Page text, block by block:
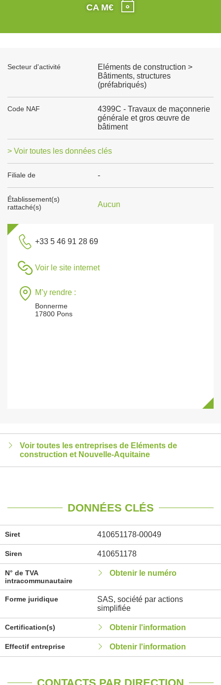
CA M€
Secteur d'activité
Eléments de construction >
Bâtiments, structures
(préfabriqués)
Code NAF
4399C - Travaux de maçonnerie
générale et gros œuvre de
bâtiment
> Voir toutes les données clés
Filiale de -
Établissement(s)
rattaché(s)
Aucun
+33 5 46 91 28 69
Voir le site internet
M’y rendre :
Bonnerme
17800 Pons
Voir toutes les entreprises de Eléments de
construction et Nouvelle-Aquitaine
DONNÉES CLÉS
Siret 410651178-00049
Siren 410651178
N° de TVA
intracommunautaire
Obtenir le numéro
Forme juridique
SAS, société par actions
simplifiée
Certification(s) Obtenir l'information
Effectif entreprise Obtenir l'information